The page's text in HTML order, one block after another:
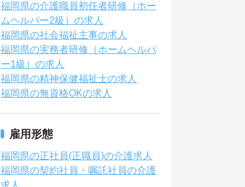
福岡県の介護職員初任者研修（ホー
ムヘルパー2級）の求人
福岡県の社会福祉主事の求人
福岡県の実務者研修（ホームヘルパ
ー1級）の求人
福岡県の精神保健福祉士の求人
福岡県の無資格OKの求人
雇用形態
福岡県の正社員(正職員)の介護求人
福岡県の契約社員・嘱託社員の介護
求人